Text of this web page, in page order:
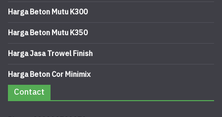
Harga Beton Mutu K300
Harga Beton Mutu K350
Harga Jasa Trowel Finish
Harga Beton Cor Minimix
Contact